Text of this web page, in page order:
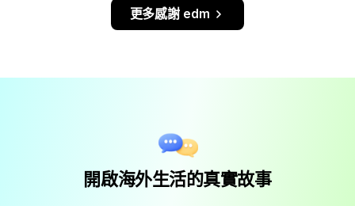
更多感謝 edm
開啟海外生活的真實故事